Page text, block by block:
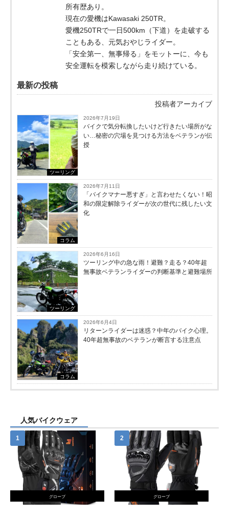
所有歴あり。
現在の愛機はKawasaki 250TR。
愛機250TRで一日500km（下道）を走破する
こともある、元気おやじライダー。
「安全第一、無事帰る」をモットーに、今も
安全運転を模索しながら走り続けている。
最新の投稿
投稿者アーカイブ
ツーリング
2026年7月19日
バイクで気分転換したいけど行きたい場所がな
い…秘密の穴場を見つける方法をベテランが伝
授
コラム
2026年7月11日
「バイクマナー悪すぎ」と言わせたくない！昭
和の限定解除ライダーが次の世代に残したい文
化
ツーリング
2026年6月16日
ツーリング中の急な雨！避難？走る？40年超
無事故ベテランライダーの判断基準と避難場所
コラム
2026年6月4日
リターンライダーは迷惑？中年のバイク心理。
40年超無事故のベテランが断言する注意点
人気バイクウェア
グローブ グローブ